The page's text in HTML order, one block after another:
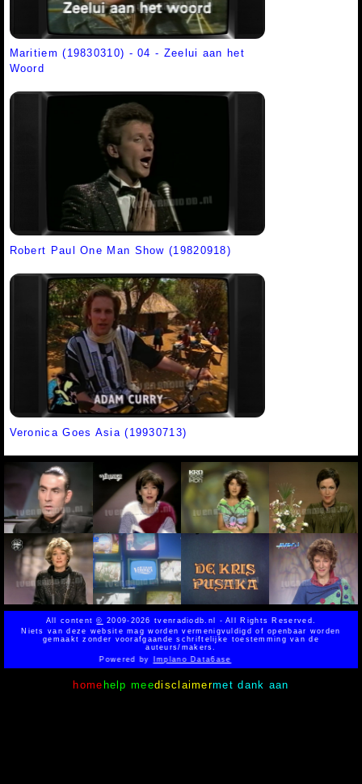
Maritiem (19830310) - 04 - Zeelui aan het
Woord
Robert Paul One Man Show (19820918)
Veronica Goes Asia (19930713)
All content© 2009-2026 tvenradiodb.nl - All Rights Reserved.
Niets van deze website mag worden vermenigvuldigd of openbaar worden
gemaakt zonder voorafgaande schriftelijke toestemming van de
auteurs/makers.
Powered by
Implano Data6ase
home help meedisclaimermet dank aan